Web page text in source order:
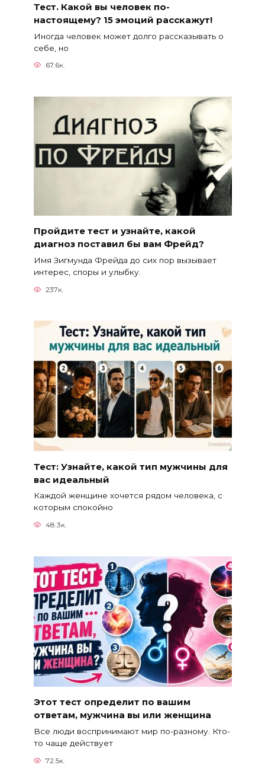
Тест. Какой вы человек по-
настоящему? 15 эмоций расскажут!
Иногда человек может долго рассказывать о
себе, но
67.6к.
Пройдите тест и узнайте, какой
диагноз поставил бы вам Фрейд?
Имя Зигмунда Фрейда до сих пор вызывает
интерес, споры и улыбку.
237к.
Тест: Узнайте, какой тип мужчины для
вас идеальный
Каждой женщине хочется рядом человека, с
которым спокойно
48.3к.
Этот тест определит по вашим
ответам, мужчина вы или женщина
Все люди воспринимают мир по-разному. Кто-
то чаще действует
72.5к.